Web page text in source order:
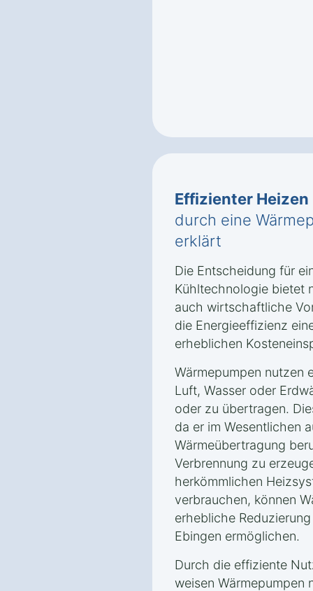
Effizienter Heizen
durch eine
erklärt
Die Entscheidung für
Kühltechnologie bietet
auch wirtschaftliche
die Energieeffizienz
erheblichen
Wärmepumpen nutzen
Luft, Wasser oder
oder zu übertragen.
da er im Wesentlichen
Wärmeübertragung
Verbrennung zu
herkömmlichen
verbrauchen, können
erhebliche
Ebingen ermöglichen.
Durch die effiziente
weisen Wärmepumpen